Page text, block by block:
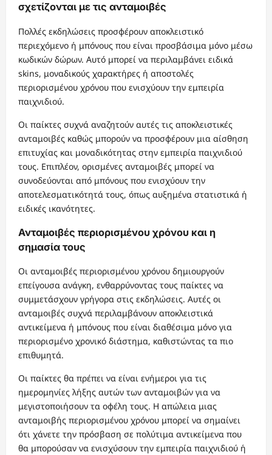
σχετίζονται με τις ανταμοιβές
Πολλές εκδηλώσεις προσφέρουν αποκλειστικό
περιεχόμενο ή μπόνους που είναι προσβάσιμα μόνο μέσω
κωδικών δώρων. Αυτό μπορεί να περιλαμβάνει ειδικά
skins, μοναδικούς χαρακτήρες ή αποστολές
περιορισμένου χρόνου που ενισχύουν την εμπειρία
παιχνιδιού.
Οι παίκτες συχνά αναζητούν αυτές τις αποκλειστικές
ανταμοιβές καθώς μπορούν να προσφέρουν μια αίσθηση
επιτυχίας και μοναδικότητας στην εμπειρία παιχνιδιού
τους. Επιπλέον, ορισμένες ανταμοιβές μπορεί να
συνοδεύονται από μπόνους που ενισχύουν την
αποτελεσματικότητά τους, όπως αυξημένα στατιστικά ή
ειδικές ικανότητες.
Ανταμοιβές περιορισμένου χρόνου και η
σημασία τους
Οι ανταμοιβές περιορισμένου χρόνου δημιουργούν
επείγουσα ανάγκη, ενθαρρύνοντας τους παίκτες να
συμμετάσχουν γρήγορα στις εκδηλώσεις. Αυτές οι
ανταμοιβές συχνά περιλαμβάνουν αποκλειστικά
αντικείμενα ή μπόνους που είναι διαθέσιμα μόνο για
περιορισμένο χρονικό διάστημα, καθιστώντας τα πιο
επιθυμητά.
Οι παίκτες θα πρέπει να είναι ενήμεροι για τις
ημερομηνίες λήξης αυτών των ανταμοιβών για να
μεγιστοποιήσουν τα οφέλη τους. Η απώλεια μιας
ανταμοιβής περιορισμένου χρόνου μπορεί να σημαίνει
ότι χάνετε την πρόσβαση σε πολύτιμα αντικείμενα που
θα μπορούσαν να ενισχύσουν την εμπειρία παιχνιδιού ή